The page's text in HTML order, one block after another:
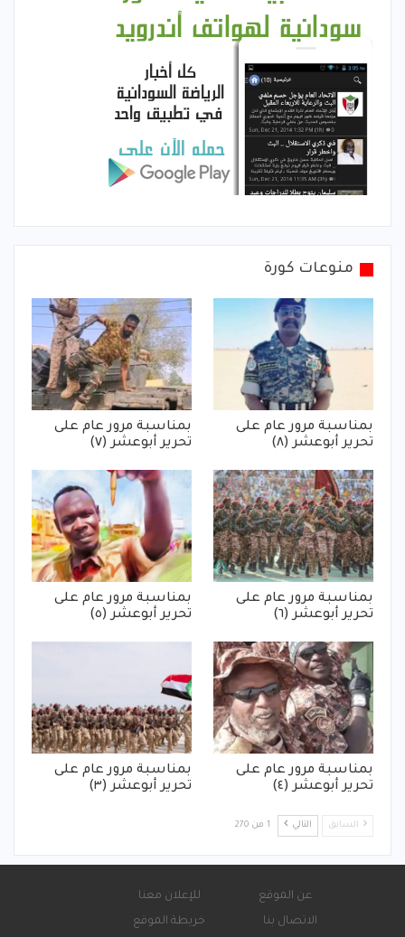
منوعات كورة
بمناسبة مرور عام على
تحرير أبوعشر (٨)
بمناسبة مرور عام على
تحرير أبوعشر (٧)
بمناسبة مرور عام على
تحرير أبوعشر (٦)
بمناسبة مرور عام على
تحرير أبوعشر (٥)
بمناسبة مرور عام على
تحرير أبوعشر (٤)
بمناسبة مرور عام على
تحرير أبوعشر (٣)
السابق التالي 1 من 270
عن الموقع
للإعلان معنا
الاتصال بنا
خريطة الموقع